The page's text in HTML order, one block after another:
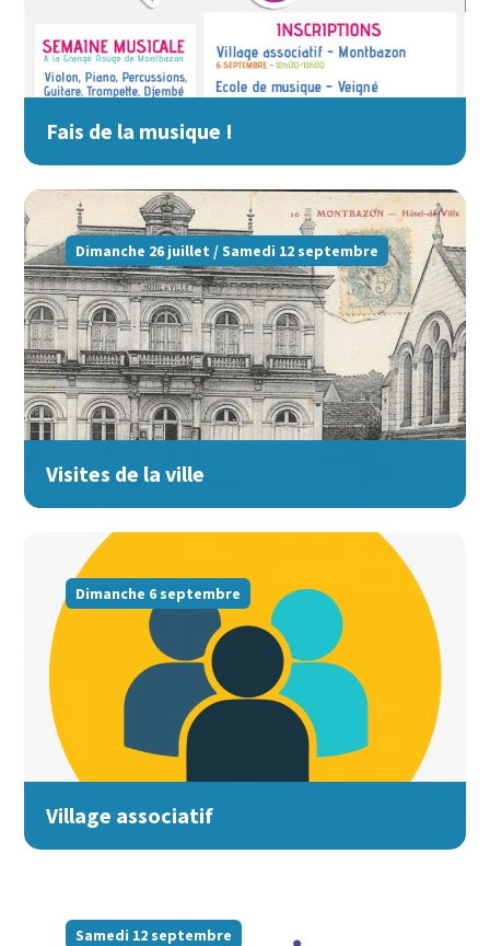
Fais de la musique !
Dimanche 26 juillet / Samedi 12 septembre
Visites de la ville
Dimanche 6 septembre
Village associatif
Samedi 12 septembre